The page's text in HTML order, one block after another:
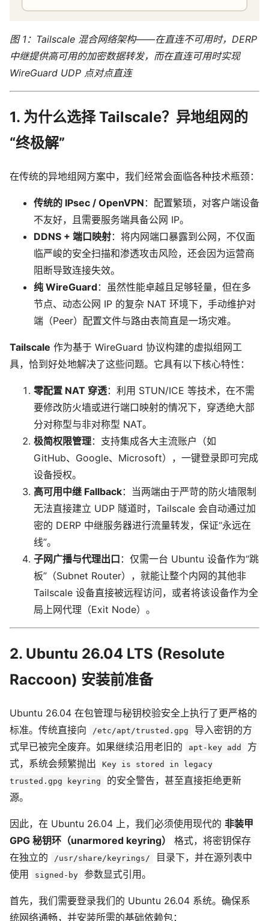
图 1：Tailscale 混合网络架构——在直连不可用时，DERP
中继提供高可用的加密数据转发，而在直连可用时实现
WireGuard UDP 点对点直连
1. 为什么选择 Tailscale？异地组网的
“终极解”
在传统的异地组网方案中，我们经常会面临各种技术瓶颈：
传统的 IPsec / OpenVPN ：配置繁琐，对客户端设备
不友好，且需要服务端具备公网 IP。
DDNS + 端口映射：将内网端口暴露到公网，不仅面
临严峻的安全扫描和渗透攻击风险，还会因为运营商
阻断导致连接失效。
纯 WireGuard：虽然性能卓越且足够轻量，但在多
节点、动态公网 IP 的复杂 NAT 环境下，手动维护对
端（Peer）配置文件与路由表简直是一场灾难。
Tailscale 作为基于 WireGuard 协议构建的虚拟组网工
具，恰到好处地解决了这些问题。它具有以下核心特性：
零配置 NAT 穿透：利用 STUN/ICE 等技术，在不需
要修改防火墙或进行端口映射的情况下，穿透绝大部
分对称型与非对称型 NAT。
极简权限管理：支持集成各大主流账户（如
GitHub、Google、Microsoft），一键登录即可完成
设备授权。
高可用中继 Fallback：当两端由于严苛的防火墙限制
无法直接建立 UDP 隧道时，Tailscale 会自动通过加
密的 DERP 中继服务器进行流量转发，保证“永远在
线”。
子网广播与代理出口 ：仅需一台 Ubuntu 设备作为“跳
板”（Subnet Router），就能让整个内网的其他非
Tailscale 设备直接被远程访问，或者将该设备作为全
局上网代理（Exit Node）。
2. Ubuntu 26.04 LTS (Resolute
Raccoon) 安装前准备
Ubuntu 26.04 在包管理与秘钥校验安全上执行了更严格的
标准。传统直接向
/etc/apt/trusted.gpg
导入密钥的方
式早已被完全废弃。如果继续沿用老旧的
apt-key add
方
式，系统会频繁抛出
Key is stored in legacy
trusted.gpg keyring
的安全警告，甚至直接拒绝更新
源。
因此，在 Ubuntu 26.04 上，我们必须使用现代的 非装甲
GPG 秘钥环（unarmored keyring）
格式，将密钥保存
在独立的
/usr/share/keyrings/
目录下，并在源列表中
使用
signed-by 参数显式引用。
首先，我们需要登录我们的 Ubuntu 26.04 系统。确保系
统网络通畅，并安装所需的基础依赖包：